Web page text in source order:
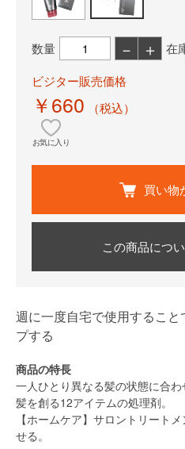
数量 － ＋
在
ビジター販売価格
￥660 （税込）
お気に入り
買い物
この商品につ
週に一度自宅で使用するこ
プする
商品の特長
一人ひとり異なる髪の状態に合
髪を創る12アイテムの処理剤。
【ホームケア】サロントリート
せる。